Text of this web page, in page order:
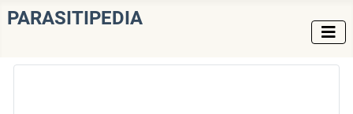
PARASITIPEDIA